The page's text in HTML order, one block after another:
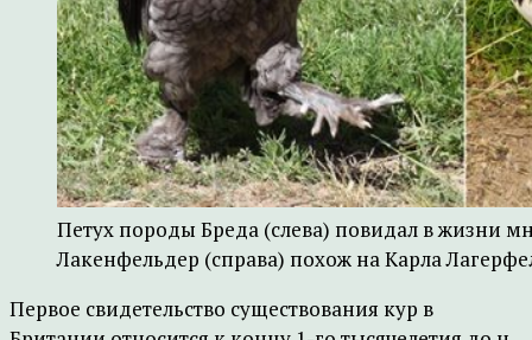
Петух породы Бреда (слева) повидал в жизни
Лакенфельдер (справа) похож на Карла
Первое свидетельство существования кур в